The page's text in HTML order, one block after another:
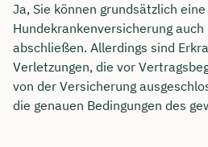
Ja, Sie können grundsätzlich eine
Hundekrankenversicherung
abschließen. Allerdings sind
Verletzungen, die vor
von der Versicherung
die genauen Bedingungen des